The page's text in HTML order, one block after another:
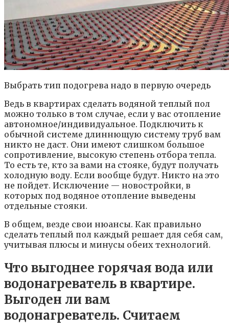
Выбрать тип подогрева надо в первую очередь
Ведь в квартирах сделать водяной теплый пол
можно только в том случае, если у вас отопление
автономное/индивидуальное. Подключить к
обычной системе длиннющую систему труб вам
никто не даст. Они имеют слишком большое
сопротивление, высокую степень отбора тепла.
То есть те, кто за вами на стояке, будут получать
холодную воду. Если вообще будут. Никто на это
не пойдет. Исключение — новостройки, в
которых под водяное отопление выведены
отдельные стояки.
В общем, везде свои нюансы. Как правильно
сделать теплый пол каждый решает для себя сам,
учитывая плюсы и минусы обеих технологий.
Что выгоднее горячая вода или
водонагреватель в квартире.
Выгоден ли вам
водонагреватель. Считаем